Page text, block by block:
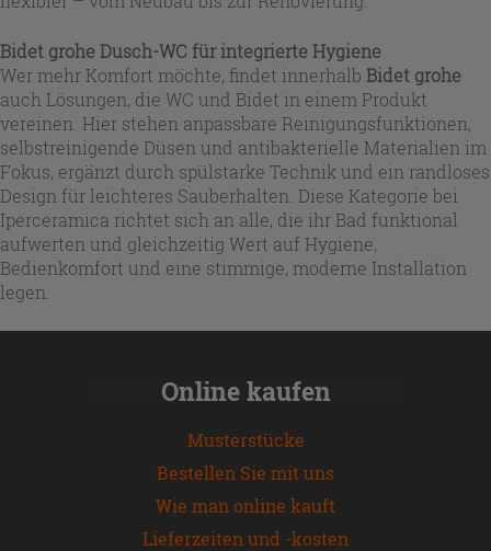
Bidet grohe Dusch-WC für integrierte Hygiene
Wer mehr Komfort möchte, findet innerhalb Bidet grohe
auch Lösungen, die WC und Bidet in einem Produkt
vereinen. Hier stehen anpassbare Reinigungsfunktionen,
selbstreinigende Düsen und antibakterielle Materialien im
Fokus, ergänzt durch spülstarke Technik und ein randloses
Design für leichteres Sauberhalten. Diese Kategorie bei
Iperceramica richtet sich an alle, die ihr Bad funktional
aufwerten und gleichzeitig Wert auf Hygiene,
Bedienkomfort und eine stimmige, moderne Installation
legen.
Online kaufen
Musterstücke
Bestellen Sie mit uns
Wie man online kauft
Lieferzeiten und -kosten